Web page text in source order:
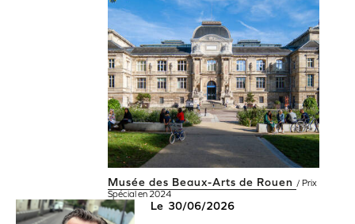
Musée des Beaux-Arts de Rouen / Prix
Spécial en 2024
Le 30/06/2026